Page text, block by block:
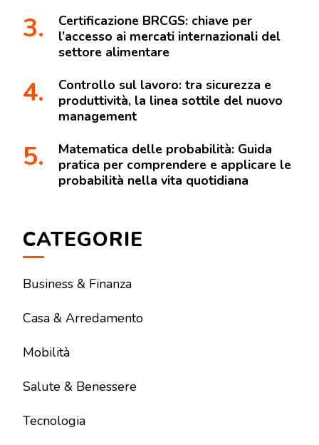
Certificazione BRCGS: chiave per
l’accesso ai mercati internazionali del
settore alimentare
Controllo sul lavoro: tra sicurezza e
produttività, la linea sottile del nuovo
management
Matematica delle probabilità: Guida
pratica per comprendere e applicare le
probabilità nella vita quotidiana
CATEGORIE
Business & Finanza
Casa & Arredamento
Mobilità
Salute & Benessere
Tecnologia